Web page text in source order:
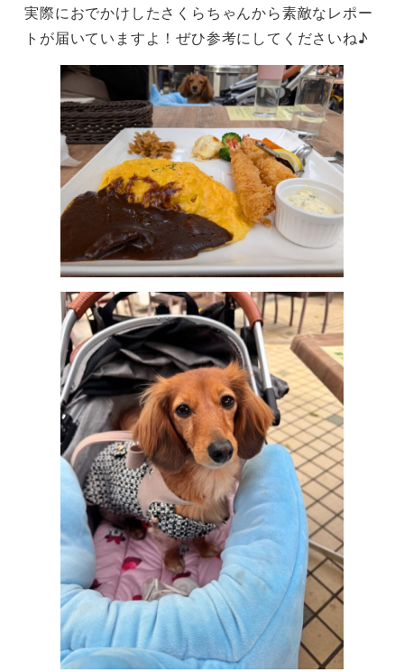
実際におでかけしたさくらちゃんから素敵なレポー
トが届いていますよ！ぜひ参考にしてくださいね♪